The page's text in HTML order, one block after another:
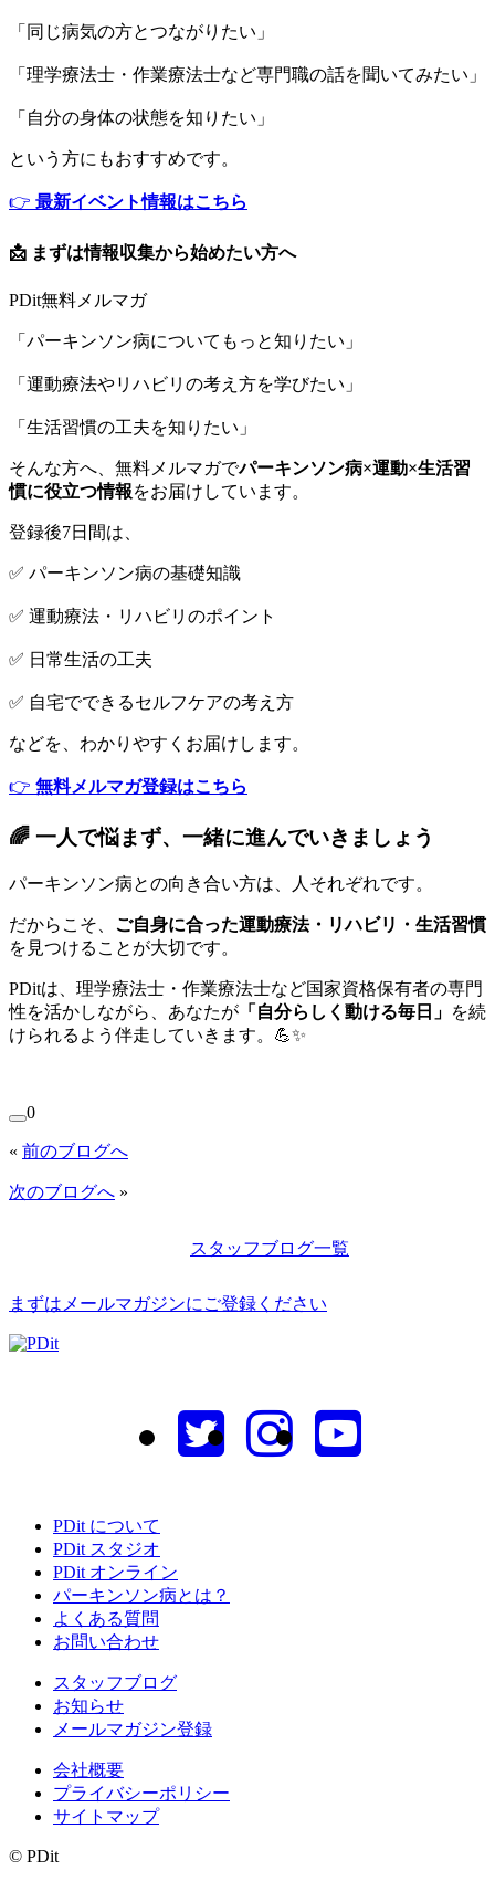
「同じ病気の方とつながりたい」
「理学療法士・作業療法士など専門職の話を聞いてみたい」
「自分の身体の状態を知りたい」
という方にもおすすめです。
👉 最新イベント情報はこちら
📩 まずは情報収集から始めたい方へ
PDit無料メルマガ
「パーキンソン病についてもっと知りたい」
「運動療法やリハビリの考え方を学びたい」
「生活習慣の工夫を知りたい」
そんな方へ、無料メルマガでパーキンソン病×運動×生活習
慣に役立つ情報をお届けしています。
登録後7日間は、
✅ パーキンソン病の基礎知識
✅ 運動療法・リハビリのポイント
✅ 日常生活の工夫
✅ 自宅でできるセルフケアの考え方
などを、わかりやすくお届けします。
👉 無料メルマガ登録はこちら
🌈 一人で悩まず、一緒に進んでいきましょう
パーキンソン病との向き合い方は、人それぞれです。
だからこそ、 ご自身に合った運動療法・リハビリ・生活習慣
を見つけることが大切です。
PDitは、理学療法士・作業療法士など国家資格保有者の専門
性を活かしながら、あなたが 「自分らしく動ける毎日」 を続
けられるよう伴走していきます。💪✨
0
« 前のブログへ
次のブログへ »
スタッフブログ一覧
まずはメールマガジンにご登録ください
PDit について
PDit スタジオ
PDit オンライン
パーキンソン病とは？
よくある質問
お問い合わせ
スタッフブログ
お知らせ
メールマガジン登録
会社概要
プライバシーポリシー
サイトマップ
© PDit